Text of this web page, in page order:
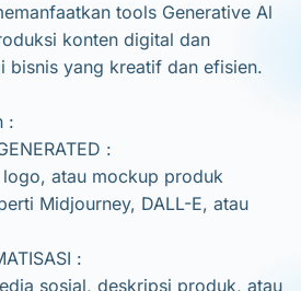
tools Generative Al
konten digital dan
bisnis yang kreatif dan efisien.
:
:
atau mockup produk
Midjourney, DALL-E, atau
:
sosial, deskripsi produk, atau